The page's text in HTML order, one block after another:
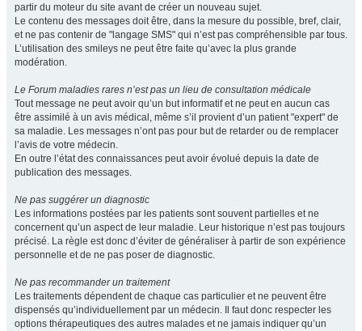
partir du moteur du site avant de créer un nouveau sujet.
Le contenu des messages doit être, dans la mesure du possible, bref, clair,
et ne pas contenir de "langage SMS" qui n’est pas compréhensible par tous.
L’utilisation des smileys ne peut être faite qu’avec la plus grande
modération.
Le Forum maladies rares n’est pas un lieu de consultation médicale
Tout message ne peut avoir qu’un but informatif et ne peut en aucun cas
être assimilé à un avis médical, même s’il provient d’un patient "expert" de
sa maladie. Les messages n’ont pas pour but de retarder ou de remplacer
l’avis de votre médecin.
En outre l’état des connaissances peut avoir évolué depuis la date de
publication des messages.
Ne pas suggérer un diagnostic
Les informations postées par les patients sont souvent partielles et ne
concernent qu’un aspect de leur maladie. Leur historique n’est pas toujours
précisé. La règle est donc d’éviter de généraliser à partir de son expérience
personnelle et de ne pas poser de diagnostic.
Ne pas recommander un traitement
Les traitements dépendent de chaque cas particulier et ne peuvent être
dispensés qu’individuellement par un médecin. Il faut donc respecter les
options thérapeutiques des autres malades et ne jamais indiquer qu’un